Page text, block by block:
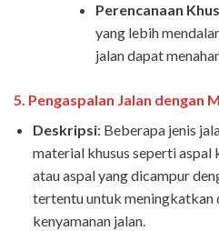
Perencanaan
yang lebih
jalan dapat
5. Pengaspalan Jalan dengan
Deskripsi: Beberapa jenis
material khusus seperti
atau aspal yang dicampur
tertentu untuk meningkatkan
kenyamanan jalan.